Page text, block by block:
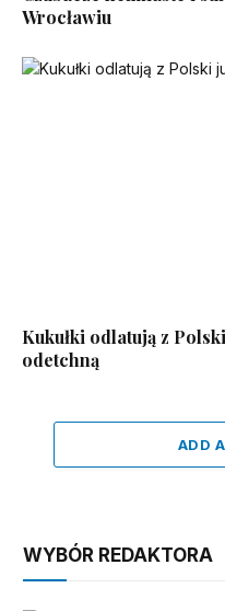
Wrocławiu
Kukułki odlatują z
odetchną
ADD
WYBÓR REDAKTORA